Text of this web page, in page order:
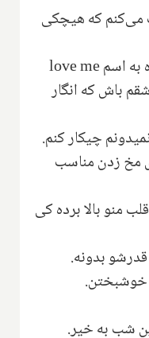
می‌کنم که هیچکی
به اسمlove me
باش که انگار
چیکار کنم‌.
مخ زدن مناسب
منو بالا برده کی
بدونه.
خوشبختن.
شب به خیر‌.